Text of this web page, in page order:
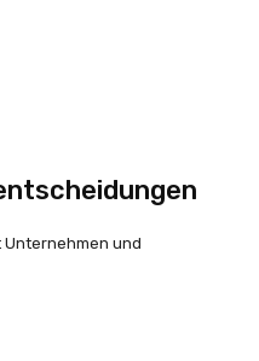
und